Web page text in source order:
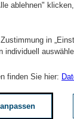
Stadler.
ablehnen"
in
individuell
finden Sie hier: